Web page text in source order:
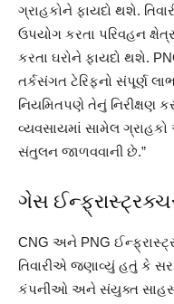
ગ્રાહકોને ફાયદો થશે.
ઉપયોગ કરતા પરિવહન
કરતા ઘરોને ફાયદો થશે.
તર્કસંગત ટેરિફનો સંપૂર્ણ
નિયમિતપણે તેનું નિરીક્ષણ
​​વ્યવસાયમાં સામેલ
સંતુલન જાળવવાની છે.”
ગેસ
CNG અને PNG
તિવારીએ જણાવ્યું હતું કે
કંપનીઓ અને સંયુક્ત